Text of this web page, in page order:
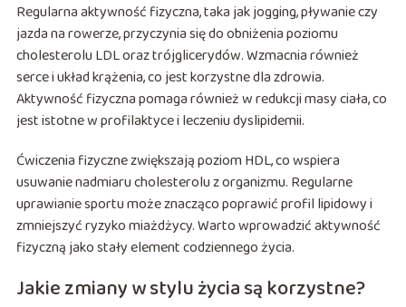
Regularna aktywność fizyczna, taka jak jogging, pływanie czy
jazda na rowerze, przyczynia się do obniżenia poziomu
cholesterolu LDL oraz trójglicerydów. Wzmacnia również
serce i układ krążenia, co jest korzystne dla zdrowia.
Aktywność fizyczna pomaga również w redukcji masy ciała, co
jest istotne w profilaktyce i leczeniu dyslipidemii.
Ćwiczenia fizyczne zwiększają poziom HDL, co wspiera
usuwanie nadmiaru cholesterolu z organizmu. Regularne
uprawianie sportu może znacząco poprawić profil lipidowy i
zmniejszyć ryzyko miażdżycy. Warto wprowadzić aktywność
fizyczną jako stały element codziennego życia.
Jakie zmiany w stylu życia są korzystne?